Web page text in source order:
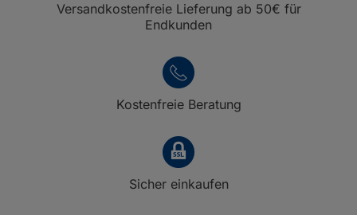
Versandkostenfreie Lieferung ab 50€ für
Endkunden
Kostenfreie Beratung
Sicher einkaufen